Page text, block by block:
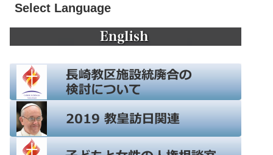
Select Language